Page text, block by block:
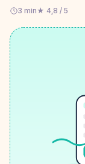
3 min★ 4,8 / 5